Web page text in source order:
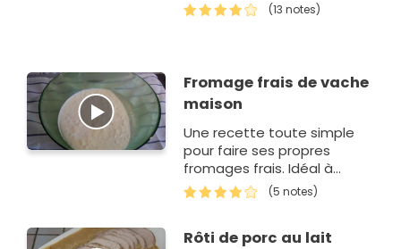
(13 notes)
Fromage frais de vache
maison
Une recette toute simple
pour faire ses propres
fromages frais. Idéal à
l'apéritif sur des toasts,
dans une salade ou bien en
et poivre.
(5 notes)
Rôti de porc au lait